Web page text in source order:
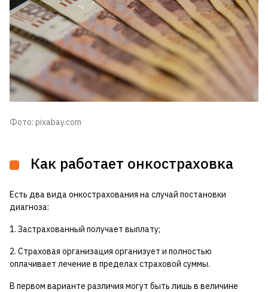
Фото: pixabay.com
Как работает онкостраховка
Есть два вида онкострахования на случай постановки
диагноза:
1. Застрахованный получает выплату;
2. Страховая организация организует и полностью
оплачивает лечение в пределах страховой суммы.
В первом варианте различия могут быть лишь в величине